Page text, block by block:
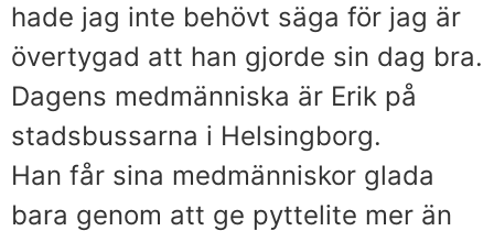
hade jag inte behövt säga för jag är
övertygad att han gjorde sin dag bra.
Dagens medmänniska är Erik på
stadsbussarna i Helsingborg.
Han får sina medmänniskor glada
bara genom att ge pyttelite mer än